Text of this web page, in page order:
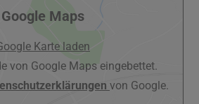
Google Maps
Karte laden
von Google Maps eingebettet.
von Google.